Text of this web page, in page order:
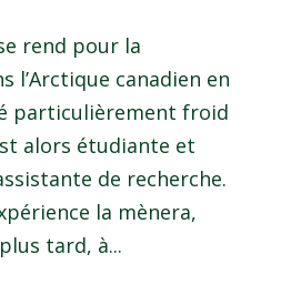
rend pour la
l’Arctique canadien en
particulièrement froid
alors étudiante et
de recherche.
la mènera,
tard, à...